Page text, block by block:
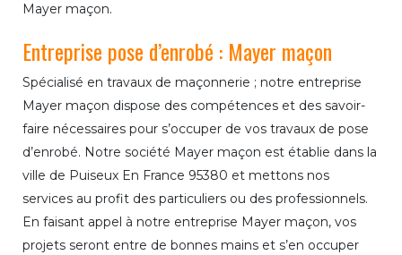
Mayer maçon.
Entreprise pose d’enrobé : Mayer maçon
Spécialisé en travaux de maçonnerie ; notre entreprise
Mayer maçon dispose des compétences et des savoir-
faire nécessaires pour s’occuper de vos travaux de pose
d’enrobé. Notre société Mayer maçon est établie dans la
ville de Puiseux En France 95380 et mettons nos
services au profit des particuliers ou des professionnels.
En faisant appel à notre entreprise Mayer maçon, vos
projets seront entre de bonnes mains et s’en occuper